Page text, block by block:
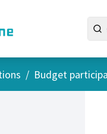
/ Budget